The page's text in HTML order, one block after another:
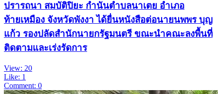
ปรารถนา สมบัติปิยะ กำนันตำบลนาเตย อำเภอ
ท้ายเหมือง จังหวัดพังงา ได้ยื่นหนังสือต่อนายนพพร บุญ
แก้ว รองปลัดสำนักนายกรัฐมนตรี ขณะนำคณะลงพื้นที่
ติดตามและเร่งรัดการ
View: 20
Like: 1
Comment: 0